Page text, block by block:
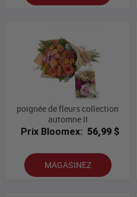
poignée de fleurs collection
automne II
Prix Bloomex: 56,99 $
MAGASINEZ